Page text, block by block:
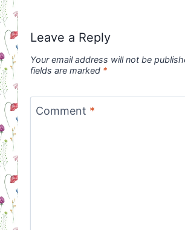
Leave a Reply
Your email address will not be
fields are marked *
Comment *